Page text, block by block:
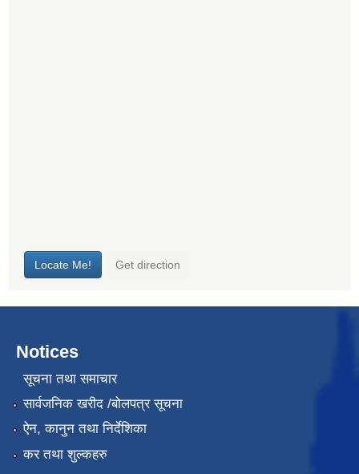
Notices
सूचना तथा समाचार
सार्वजनिक खरीद /बोलपत्र सूचना
ऐन, कानुन तथा निर्देशिका
कर तथा शुल्कहरु